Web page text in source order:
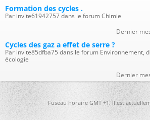
Formation des cycles .
Par invite61942757 dans le forum Chimie
Dernier
Cycles des gaz a effet de serre ?
Par invite85dfba75 dans le forum Environnement,
écologie
Dernier
Fuseau horaire GMT +1. Il est